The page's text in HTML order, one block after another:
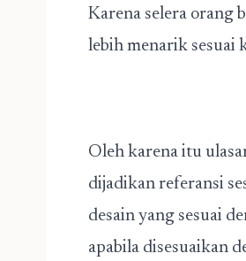
Karena selera orang
lebih menarik sesuai
Oleh karena itu
dijadikan referansi
desain yang sesuai
apabila disesuaikan